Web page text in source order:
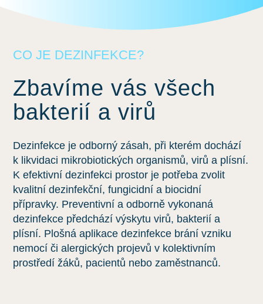
CO JE DEZINFEKCE?
Zbavíme vás všech
bakterií a virů
Dezinfekce je odborný zásah, při kterém dochází
k likvidaci mikrobiotických organismů, virů a plísní.
K efektivní dezinfekci prostor je potřeba zvolit
kvalitní dezinfekční, fungicidní a biocidní
přípravky. Preventivní a odborně vykonaná
dezinfekce předchází výskytu virů, bakterií a
plísní. Plošná aplikace dezinfekce brání vzniku
nemocí či alergických projevů v kolektivním
prostředí žáků, pacientů nebo zaměstnanců.